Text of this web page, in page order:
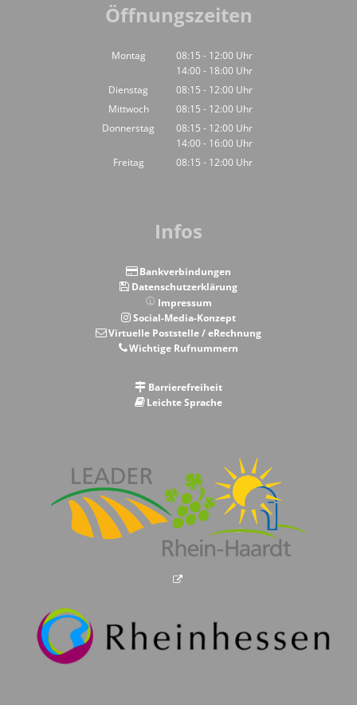
Öffnungszeiten
Montag 08:15 - 12:00 Uhr
Von 08:15 bis 12:00 Uhr
14:00 - 18:00 Uhr
Von 14:00 bis 18:00 Uhr
Dienstag 08:15 - 12:00 Uhr
Von 08:15 bis 12:00 Uhr
Mittwoch 08:15 - 12:00 Uhr
Von 08:15 bis 12:00 Uhr
Donnerstag 08:15 - 12:00 Uhr
Von 08:15 bis 12:00 Uhr
14:00 - 16:00 Uhr
Von 14:00 bis 16:00 Uhr
Freitag 08:15 - 12:00 Uhr
Infos
Bankverbindungen
Datenschutzerklärung
Impressum
Social-Media-Konzept
Virtuelle Poststelle / eRechnung
Wichtige Rufnummern
Barrierefreiheit
Leichte Sprache